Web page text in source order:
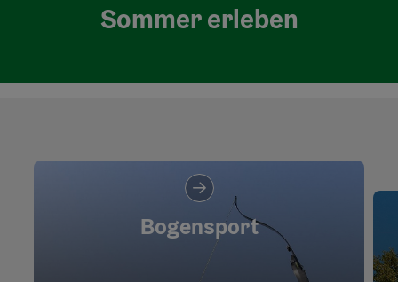
Sommer erleben
Bogensport